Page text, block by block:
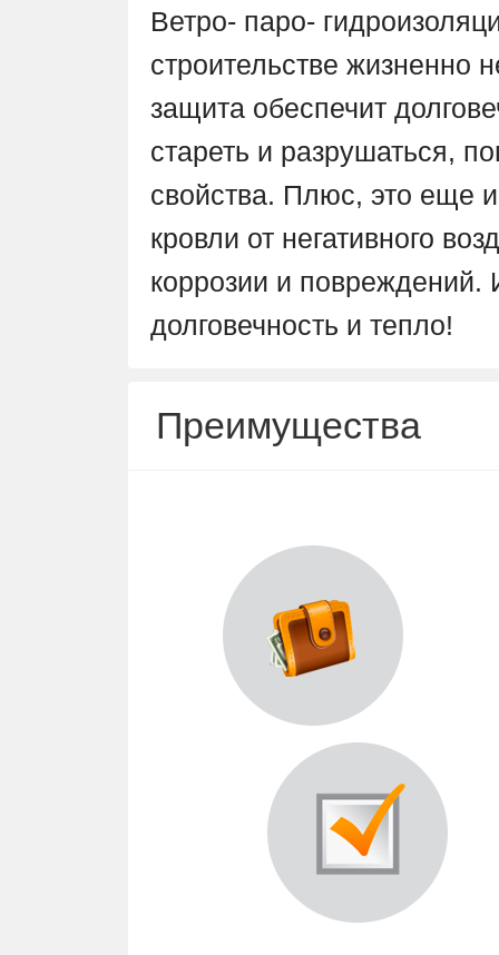
Ветро- паро-
строительстве жизненно
защита обеспечит
стареть и разрушаться,
свойства. Плюс, это еще
кровли от негативного
коррозии и повреждений.
долговечность и тепло!
Преимущества